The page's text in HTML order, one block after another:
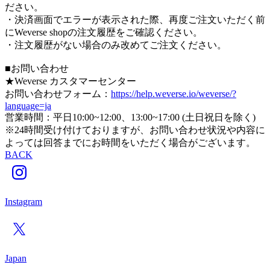
ださい。
・決済画面でエラーが表示された際、再度ご注文いただく前
にWeverse shopの注文履歴をご確認ください。
・注文履歴がない場合のみ改めてご注文ください。
■お問い合わせ
★Weverse カスタマーセンター
お問い合わせフォーム： https://help.weverse.io/weverse/?
language=ja
営業時間：平日10:00~12:00、13:00~17:00 (土日祝日を除く)
※24時間受け付けておりますが、お問い合わせ状況や内容に
よっては回答までにお時間をいただく場合がございます。
BACK
Instagram
Japan